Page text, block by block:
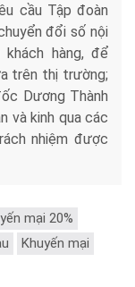
cầu Tập đoàn
đổi số nội
hàng, để
trên thị trường;
Dương Thành
và kinh qua các
nhiệm được
mại 20%
Khuyến mại